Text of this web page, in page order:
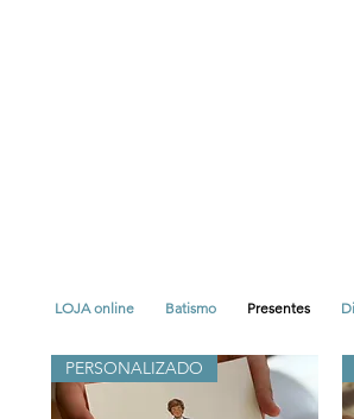
LOJA online Batismo Presentes
PERSONALIZADO